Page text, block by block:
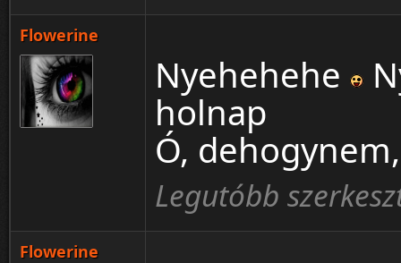
Flowerine
Nyehehehe
holnap
Ó,
Legutóbb
Flowerine